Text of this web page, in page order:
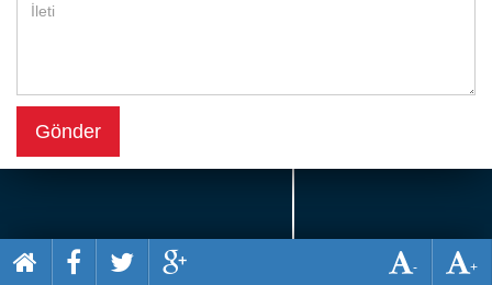
Spor
Gönder
+
-